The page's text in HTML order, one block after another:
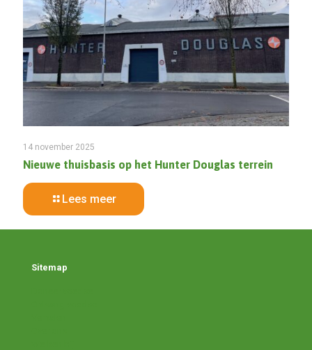
14 november 2025
Nieuwe thuisbasis op het Hunter Douglas terrein
Lees meer
Sitemap